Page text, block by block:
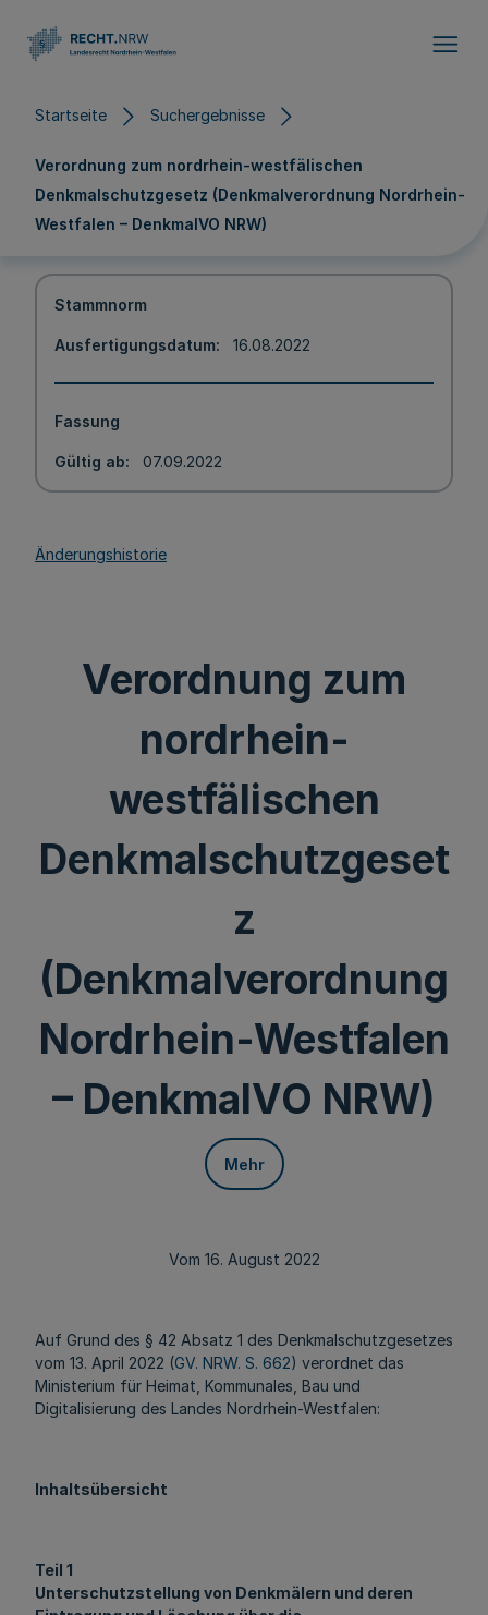
Startseite Suchergebnisse
Verordnung zum nordrhein-westfälischen
Denkmalschutzgesetz (Denkmalverordnung Nordrhein-
Westfalen – DenkmalVO NRW)
Stammnorm
Ausfertigungsdatum 16.08.2022
Fassung
Gültig ab 07.09.2022
Änderungshistorie
Verordnung zum
nordrhein-
westfälischen
Denkmalschutzgeset
z
(Denkmalverordnung
Nordrhein-Westfalen
– DenkmalVO NRW)
Mehr
Vom 16. August 2022
Auf Grund des § 42 Absatz 1 des Denkmalschutzgesetzes
vom 13. April 2022 (GV. NRW. S. 662) verordnet das
Ministerium für Heimat, Kommunales, Bau und
Digitalisierung des Landes Nordrhein-Westfalen:
Inhaltsübersicht
Teil 1
Unterschutzstellung von Denkmälern und deren